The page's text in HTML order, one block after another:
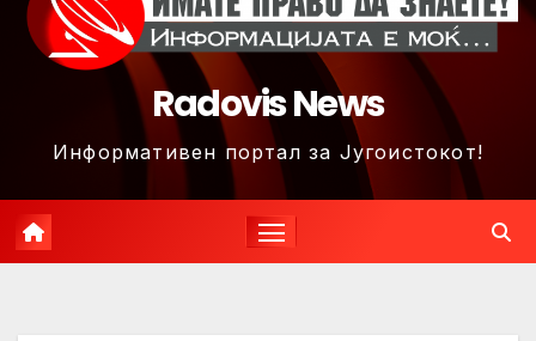
Radovis News
Информативен портал за Југоистокот!